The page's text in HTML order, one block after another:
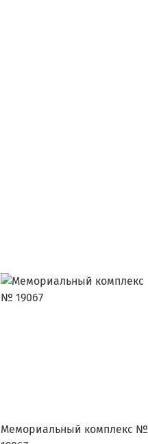
Мемориальный комплекс №